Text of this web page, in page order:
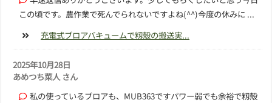
この頃です。農作業で死んでられないですよね(^^)今度の休みに ...
充電式ブロアバキュームで籾殻の搬送実...
2025年10月28日
あめつち菜人 さん
私の使っているブロアも、MUB363ですパワー弱でも余裕で籾殻